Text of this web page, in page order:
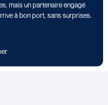
mais un partenaire engagé
à bon port, sans surprises.